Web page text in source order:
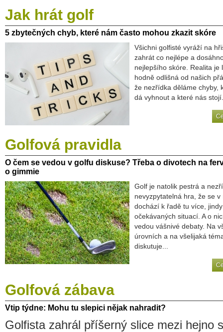
Jak hrát golf
5 zbytečných chyb, které nám často mohou zkazit skóre
Všichni golfisté vyráží na
zahrát co nejlépe a
nejlepšího skóre. Realita je
hodně odlišná od našich
že nezřídka děláme chyby,
dá vyhnout a které nás
Golfová pravidla
O čem se vedou v golfu diskuse? Třeba o divotech na
o gimmie
Golf je natolik pestrá a
nevyzpytatelná hra, že se v
dochází k řadě tu více,
očekávaných situací. A o
vedou vášnivé debaty. Na
úrovních a na všelijaká
diskutuje...
Golfová zábava
Vtip týdne: Mohu tu slepici nějak nahradit?
Golfista zahrál příšerný slice mezi hejno